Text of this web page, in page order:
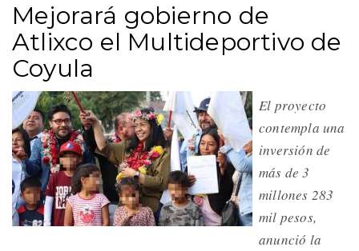
Mejorará gobierno de
Atlixco el Multideportivo de
Coyula
El proyecto
contempla una
inversión de
más de 3
millones 283
mil pesos,
anunció la